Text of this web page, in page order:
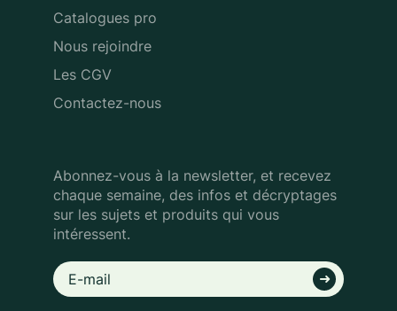
Catalogues pro
Nous rejoindre
Les CGV
Contactez-nous
Abonnez-vous à la newsletter, et recevez
chaque semaine, des infos et décryptages
sur les sujets et produits qui vous
intéressent.